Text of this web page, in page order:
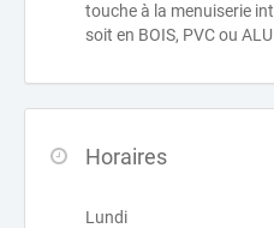
touche à la menuiserie
soit en BOIS, PVC ou ALU.
Horaires
Lundi